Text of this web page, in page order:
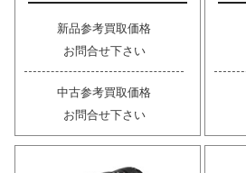
新品参考買取価格
お問合せ下さい
中古参考買取価格
お問合せ下さい